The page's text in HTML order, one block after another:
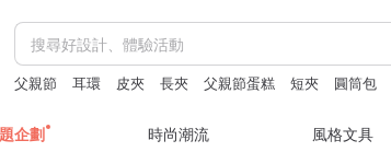
父親節 耳環 皮夾 長夾 父親節蛋糕 短夾 圓筒包
企劃 時尚潮流 風格文具